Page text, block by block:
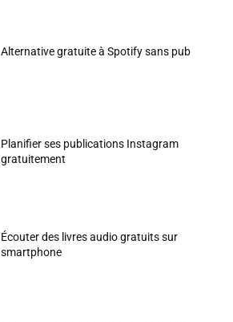
Alternative gratuite à Spotify sans pub
Planifier ses publications Instagram
gratuitement
Écouter des livres audio gratuits sur
smartphone